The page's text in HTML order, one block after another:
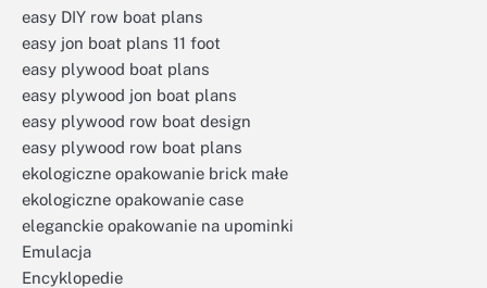
easy DIY row boat plans
easy jon boat plans 11 foot
easy plywood boat plans
easy plywood jon boat plans
easy plywood row boat design
easy plywood row boat plans
ekologiczne opakowanie brick małe
ekologiczne opakowanie case
eleganckie opakowanie na upominki
Emulacja
Encyklopedie